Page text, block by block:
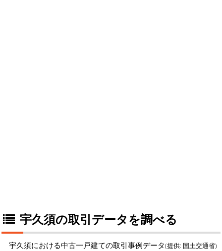
宇久須の取引データを調べる
宇久須における中古一戸建ての取引事例データ(提供: 国土交通省)